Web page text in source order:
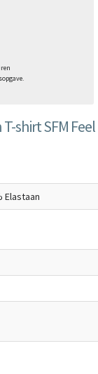
shirt SFM Feel
Elastaan